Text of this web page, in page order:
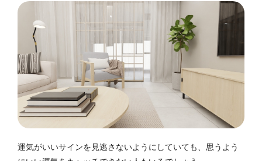
運気がいいサインを見逃さないようにしていても、思うよう